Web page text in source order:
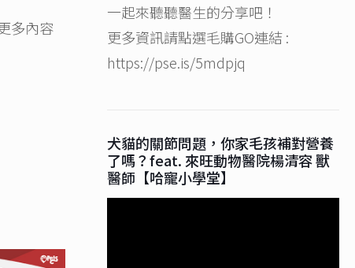
多內容
一起來聽聽醫生的分享吧！
更多資訊請點選毛購GO連結 :
https://pse.is/5mdpjq
犬貓的關節問題，你家毛孩補對營養
了嗎？feat. 來旺動物醫院楊清容 獸
醫師【哈寵小學堂】